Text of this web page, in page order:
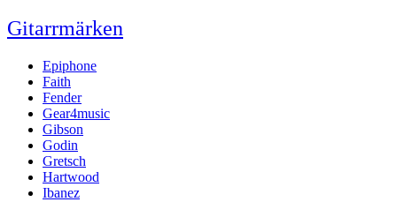
Gitarrmärken
Epiphone
Faith
Fender
Gear4music
Gibson
Godin
Gretsch
Hartwood
Ibanez